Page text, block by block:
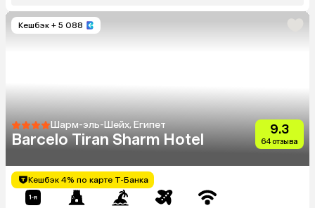
Кешбэк + 5 088
Шарм-эль-Шейх, Египет
Barcelo Tiran Sharm Hotel
9.3
64 отзыва
Кешбэк 4% по карте Т-Банка